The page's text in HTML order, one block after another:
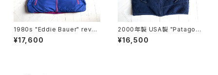
1980s "Eddie Bauer" rever
sible goose down vest
¥17,600
2000年製 USA製 "Patagoni
a" retro-x vest
¥16,500